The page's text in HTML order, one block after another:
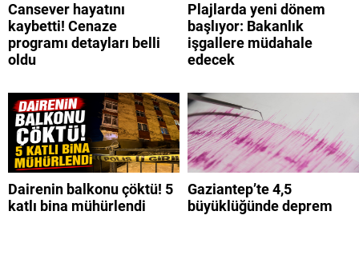
Cansever hayatını
kaybetti! Cenaze
programı detayları belli
oldu
Plajlarda yeni dönem
başlıyor: Bakanlık
işgallere müdahale
edecek
Dairenin balkonu çöktü! 5
katlı bina mühürlendi
Gaziantep’te 4,5
büyüklüğünde deprem